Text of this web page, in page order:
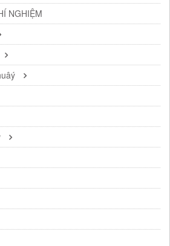
NGHIỆM